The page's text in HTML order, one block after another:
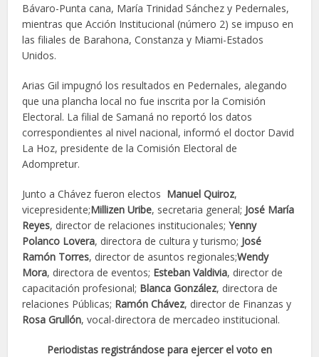
Bávaro-Punta cana, María Trinidad Sánchez y Pedernales,
mientras que Acción Institucional (número 2) se impuso en
las filiales de Barahona, Constanza y Miami-Estados
Unidos.
Arias Gil impugnó los resultados en Pedernales, alegando
que una plancha local no fue inscrita por la Comisión
Electoral. La filial de Samaná no reportó los datos
correspondientes al nivel nacional, informó el doctor David
La Hoz, presidente de la Comisión Electoral de
Adompretur.
Junto a Chávez fueron electos Manuel Quiroz,
vicepresidente;Millizen Uribe, secretaria general; José María
Reyes, director de relaciones institucionales;Yenny
Polanco Lovera, directora de cultura y turismo; José
Ramón Torres, director de asuntos regionales;Wendy
Mora, directora de eventos; Esteban Valdivia, director de
capacitación profesional; Blanca González, directora de
relaciones Públicas; Ramón Chávez, director de Finanzas y
Rosa Grullón, vocal-directora de mercadeo institucional.
Periodistas registrándose para ejercer el voto en